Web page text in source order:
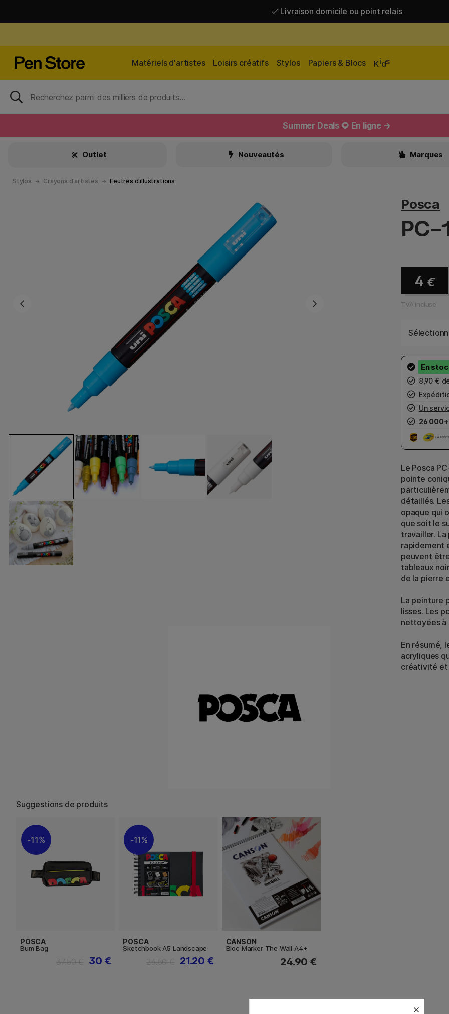
Livraison domicile ou point relais
Matériels d'artistes Loisirs créatifs Stylos Papiers & Blocs Kids
Summer Deals 🌻 En ligne →
Outlet Nouveautés Marques
Stylos Crayons d'artistes Feutres d'illustrations
Suggestions de produits
11%
POSCA
Bum Bag
30 €
11%
POSCA
Sketchbook A5 Landscape
21.20 €
CANSON
Bloc Marker The Wall A4+
24.90 €
Posca
PC-
4 €
TVA incluse
8,90 €
Un
26 000+
Le Posca
pointe
détaillés.
opaque qui
que soit le
travailler.
rapidement
peuvent
tableaux
de la pierre
La peinture
lisses. Les
nettoyées à
En résumé,
acryliques
créativité et